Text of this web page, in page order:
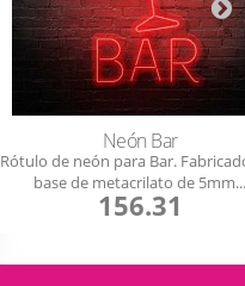
Neón Bar
Rótulo de neón para Bar.
base de metacrilato de 5mm...
156.31